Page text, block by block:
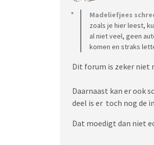
Madeliefjees
zoals je hier leest,
al niet veel, geen
komen en straks
Dit forum is zeker niet
Daarnaast kan er ook
deel is er toch nog de
Dat moedigt dan niet